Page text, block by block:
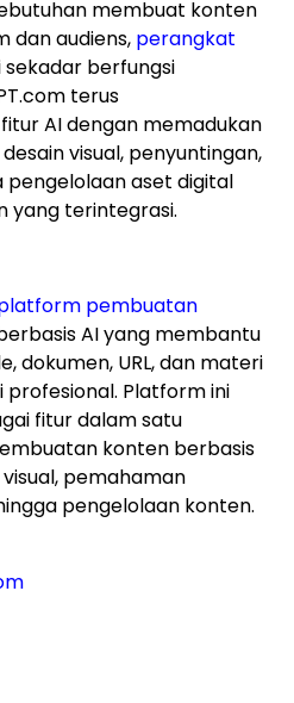
membuat konten
dan audiens, perangkat
sekadar berfungsi
terus
AI dengan memadukan
visual, penyuntingan,
pengelolaan aset digital
yang terintegrasi.
pembuatan
AI yang membantu
dokumen, URL, dan materi
Platform ini
fitur dalam satu
konten berbasis
pemahaman
pengelolaan konten.